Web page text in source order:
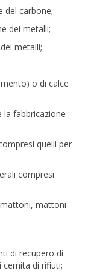
del carbone;
dei metalli;
metalli;
o di calce
la fabbricazione
quelli per
compresi
mattoni
di recupero di
di rifiuti;